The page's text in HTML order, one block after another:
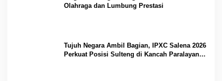
Olahraga dan Lumbung Prestasi
Tujuh Negara Ambil Bagian, IPXC Salena 2026
Perkuat Posisi Sulteng di Kancah Paralayang